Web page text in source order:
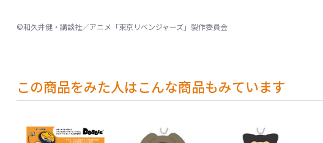
©和久井健・講談社／アニメ「東京リベンジャーズ」製作委員会
この商品をみた人はこんな商品もみています